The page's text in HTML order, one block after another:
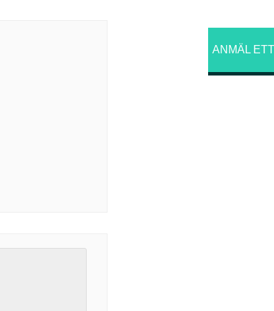
ANMÄL